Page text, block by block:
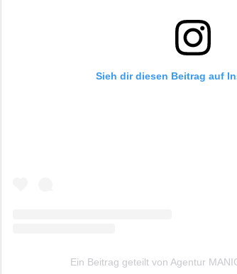
Sieh dir diesen Beitrag auf
Ein Beitrag geteilt von Agentur